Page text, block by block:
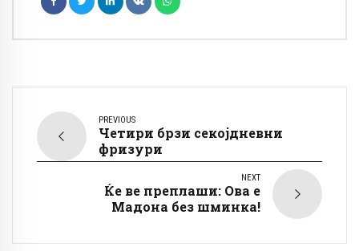
PREVIOUS
Четири брзи секојдневни
фризури
NEXT
Ќе ве преплаши: Ова е
Мадона без шминка!